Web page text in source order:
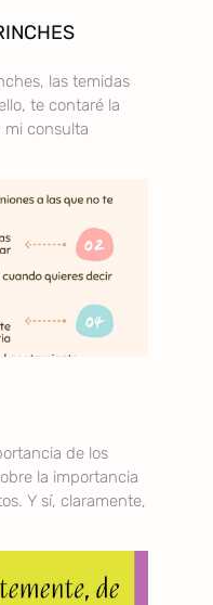
las temidas
te contaré la
mi consulta
de los
la importancia
Y sí, claramente,